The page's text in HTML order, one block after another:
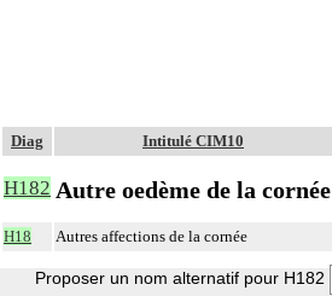
Diag Intitulé CIM10
H182 Autre oedème de la cornée
H18 Autres affections de la cornée
Proposer un nom alternatif pour H182